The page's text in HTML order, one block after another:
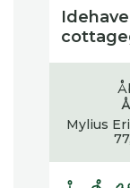
Mylius